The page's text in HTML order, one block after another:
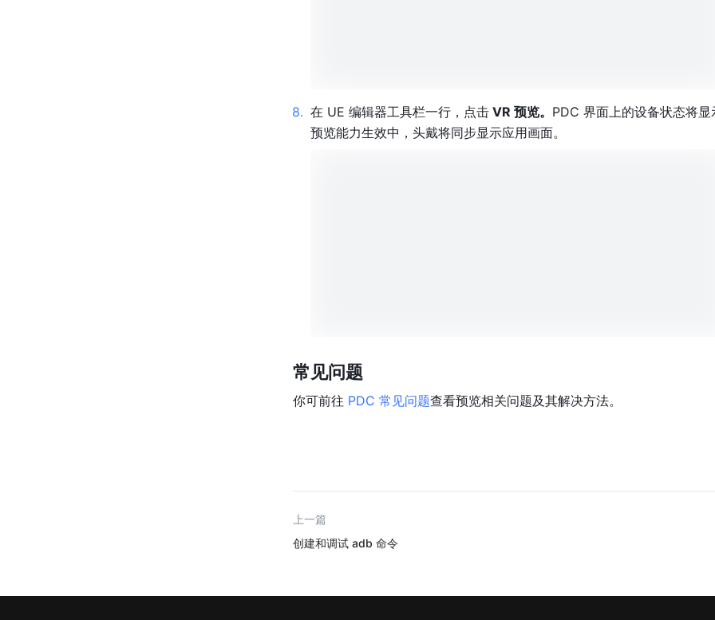
8. 在 UE 编辑器工具栏一行，点击 VR 预览。 PDC 界面上的设备状态将显
预览能力生效中，头戴将同步显示应用画面。
常见问题
你可前往 PDC 常见问题查看预览相关问题及其解决方法。
上一篇
创建和调试 adb 命令